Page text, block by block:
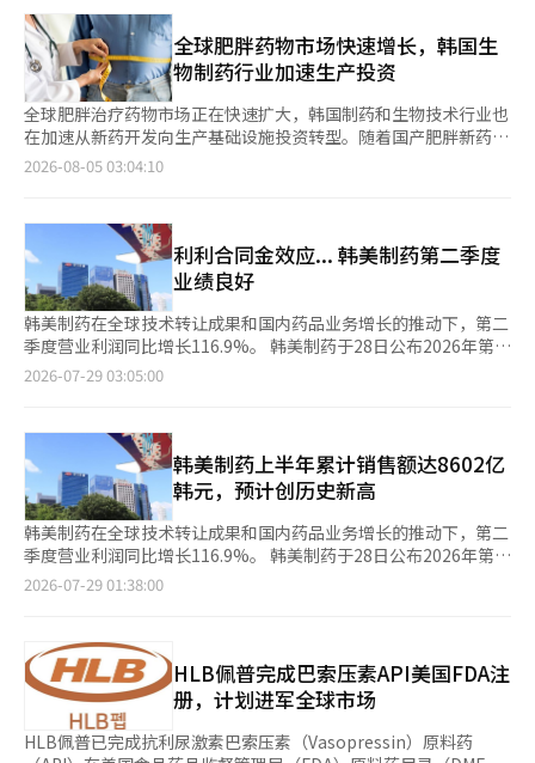
了37亿韩元的初始销售额。 自推出韩国首个高血压新药卡那布以
来，博宁持续推出基于卡那布的复合制剂产品系列“卡那布家
族”。特别是此次业绩中，尽管反映了与高血压治疗药物“卡那
布”（成分名菲马沙坦）降价相关的准备金，但“卡那布家族”第
二季度的销售额仍达到了388亿韩元。扣除准备金后，与去年同期
相比增长了23%。 博宁相关人士表示：“塔索泰尔的收购后，全
球销售开始产生，CDMO供应与新产品的推出相结合，形成了增长
动力，业绩得以体现。”并表示：“业务结构转型的成果在业绩中
工智能（AI）系统翻译与编辑。
元（约合108万亿人民币）在2030年扩大至2630亿美元（约合380
万亿人民币），增长超过三倍。 在销售额方面，中国的制药和生
物产业位居全球第二，仅次于美国。韩国制药生物协会指出，预计
到2024年，中国制药和生物产业的销售额将达到约2万9763亿人民
币（约合635万亿人民币）。报告认为，中国正在快速构建一个集
生产、研发（R&D）、临床和技术商业化于一体的产业生态系统，
成为全球制药霸权竞争的核心力量。 产业结构的变化同样值得关
注。近年来，中国的制药市场正从以仿制药为主转向创新药和生物
50%，但这一比例在过去五年中呈下降趋势。相反，创新药的年均
增长率达8.53%，引领市场扩张。分析认为，中国市场正在从廉价
仿制药的供应基地转变为同时生产创新技术和新药候选的市场。
近期，全球制药公司与中国生物科技企业签署了多项大型技术出口
和共同开发合同，表明中国不再仅仅是简单的生产基地，而是被认
可为创新药的供应来源和共同开发伙伴。尤其是在抗体药物结合体
（ADC）和人工智能药物开发领域，中国企业的影响力迅速上升。
在生物药物合同开发生产（CDMO）领域，中国企业也在增强竞争
人民币（约合4千650亿人民币），较2024年增长16.7%。新项目
的数量也在逐年增加，去年共获得209个新项目，比2024年的148
个增加约41%。截至去年底，该公司总共拥有945个项目，其中一
半的新项目来自美国，显示出其在全球市场的活跃表现。 市场普
遍认为，中国凭借庞大的内需市场、相对丰富的人力资源、工艺能
力和快速的设备扩展能力，正在演变为一个能够同时进行研发和生
产的综合性生物基地。选择中国市场作为临床试验合作伙伴的案例
也在急剧增加，原因在于其成本低于美国且临床速度更快。根据韩
史新高。 这一趋势也给国内制药和生物行业带来了变化。与中国
的合作不仅限于市场进入，还演变为共同开发候选物质、初期临床
和全球商业化的模式。 三星生物科技控股公司在北京设立了首个
海外研发基地，增强了以ADC为中心的新药开发能力。LG化学与
中国生物科技企业共同挖掘抗癌候选物质，并在当地进行前期临床
全球肥胖药物市场快速增长，韩国生
物制药行业加速生产投资
全球肥胖治疗药物市场正在快速扩大，韩国制药和生物技术行业也
在加速从新药开发向生产基础设施投资转型。随着国产肥胖新药即
将上市，生产设施和供应链的建设也在加速，成为韩国生物产业新
元）。三一PwC在其《2026产业展望》报告中预测，GLP-1类肥
胖和代谢疾病治疗药物市场到2030年将实现年均20%的增长。为
了适应市场的扩张，全球制药公司也在不断扩大从新药开发到原料
药生产和供应链投资的步伐。 在韩国，首款国产GLP-1类肥胖治疗
药物的上市已进入可预期阶段。韩美制药计划在今年内推出肥胖治
疗药物“艾佩格列奈”。首年销售目标定为1000亿韩元。 该公司
在基于韩国人临床数据的448名成年患者进行的三期临床试验中，
确认了在用药40周后显著的体重减轻效果。与进口成品维戈比和迈
过国内生产体系确保供应的稳定性和价格竞争力。 韩美制药在今
年初与墨西哥制药公司Sanfer签订了独家分销协议，开始进军海外
市场。业内人士认为，作为后发企业，价格竞争力和全球营销策略
将是其在初期市场立足的关键。 肥胖治疗药物市场的扩张也吸引
了生产领域的投资。三星生物物流最近决定以约2.7万亿韩元收购
瑞士全球肽委托开发生产（CDMO）企业多肽集团。这是韩国制药
和生物行业历史上最大规模的并购。此次收购将使三星生物物流在
现有抗体药物和抗体药物偶联物（ADC）CDMO业务的基础上，扩
司SK Pharmtech的子公司SK Biotech最近获得了对世宗新工厂的
使用批准。该公司在2024年与礼来签署了为期五年的最大规模达2
万亿韩元的原料药供应合同。此前，SK Biotech通过约3760亿韩
元的投资计划正式启动了世宗工厂的建设，未来将专注于生产肥胖
和糖尿病治疗所需的肽。 全球市场洞察分析指出，制药开发公司
对专业肽CDMO的依赖度正在提高，以实现技术专业性、商业规模
2026-08-05 03:04:10
利利合同金效应... 韩美制药第二季度
业绩良好
韩美制药在全球技术转让成果和国内药品业务增长的推动下，第二
季度营业利润同比增长116.9%。 韩美制药于28日公布2026年第二
季度合并财务初步业绩，销售额为4672亿韩元，营业利润为1311
（R&D）方面投资了603亿韩元，占销售额的12.9%。 上半年累计
业绩显示，合并销售额为8602亿韩元，同比增长14.4%；营业利
润为1847亿韩元，同比增长54.6%。 韩美制药表示：“主力产品
如罗苏杰的稳健增长以及与全球制药公司的联合销售扩展带动了销
售增长，同时也包括从礼来公司获得的索尼佩格鲁肽技术转让合同
金的确认，这些都促进了业绩改善。”并表示：“预计今年将实现
创公司以来的最高销售业绩。” 根据Ubiast的数据显示，上半年
外部处方销售额为5616亿韩元。自2018年以来，韩美制药连续8年
杰”第二季度外部处方销售额为616亿韩元，同比增长10.1%。高
血压产品系列“阿莫扎坦家族”销售额为370亿韩元，胃食管反流
疾病产品系列“埃索美拉唑家族”销售额为146亿韩元。 中国子公
司北京韩美制药第二季度销售额为607亿韩元。由于季节性淡季和
中国集中采购制度的影响，销售额和营业利润同比下降。公司计划
通过发展非集中采购品类和新药开发来寻找新的增长动力。 原料
2026-07-29 03:05:00
韩美制药上半年累计销售额达8602亿
韩元，预计创历史新高
韩美制药在全球技术转让成果和国内药品业务增长的推动下，第二
季度营业利润同比增长116.9%。 韩美制药于28日公布2026年第二
季度合并财务业绩，销售额为4672亿韩元，营业利润为1311亿韩
（R&D）方面投资了603亿韩元，占销售额的12.9%。 上半年累计
业绩显示，合并销售额为8602亿韩元，比去年同期增长14.4%，
营业利润为1847亿韩元，增长54.6%。 韩美制药表示：“主力产
品如罗苏伐他汀的稳健增长以及与全球制药公司的联合销售扩展带
动了销售增长，同时也包括从礼来公司获得的索尼佩格鲁肽技术转
2026-07-29 01:38:00
HLB佩普完成巴索压素API美国FDA注
册，计划进军全球市场
HLB佩普已完成抗利尿激素巴索压素（Vasopressin）原料药